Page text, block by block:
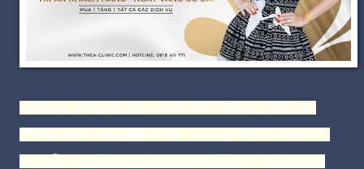
Đặc biệt, nhân dịp sinh nhật CEO Valencia Trần, hệ
thống Thea mang đến nhiều chương trình khuyến mãi
hấp dẫn và những ưu đãi bất tận cho các dịch vụ làm